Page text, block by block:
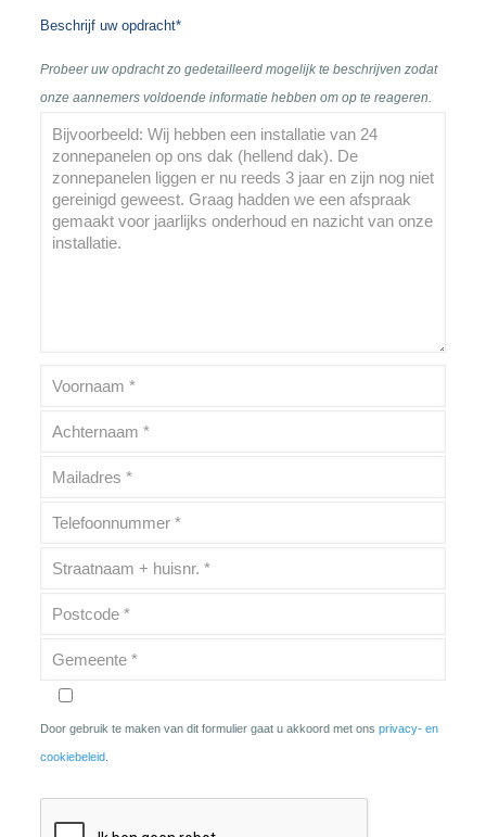
Beschrijf uw opdracht*
Probeer uw opdracht zo gedetailleerd mogelijk te beschrijven zodat
onze aannemers voldoende informatie hebben om op te reageren.
Door gebruik te maken van dit formulier gaat u akkoord met ons privacy- en
cookiebeleid.